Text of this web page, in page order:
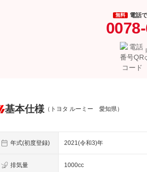
無料 電話
基本仕様 （トヨタ ルーミー 愛知県）
年式(初度登録) 2021(令和3)年
排気量 1000cc